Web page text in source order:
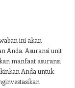
ini akan
Anda. Asuransi unit
manfaat asuransi
Anda untuk